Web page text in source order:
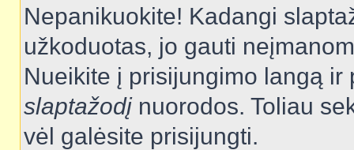
Nepanikuokite! Kadangi
užkoduotas, jo gauti
Nueikite į prisijungimo langą
slaptažodįnuorodos. Toliau
vėl galėsite prisijungti.